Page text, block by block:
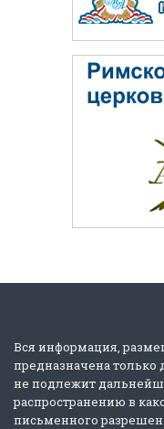
Вся информация,
предназначена только
не подлежит
распространению в
письменного